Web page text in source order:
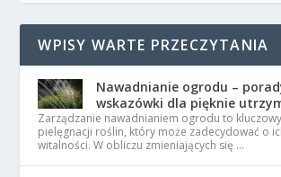
WPISY WARTE PRZECZYTANIA
Nawadnianie ogrodu –
wskazówki dla pięknie
Zarządzanie nawadnianiem ogrodu to
pielęgnacji roślin, który może zadecydować o
witalności. W obliczu zmieniających się …